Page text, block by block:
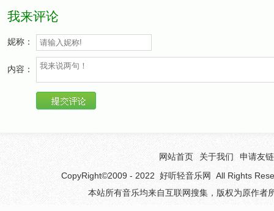
我来评论
妮称：
内容：
网站首页 关于我们
申请友链
CopyRight©2009 - 2022 好听轻音乐网
All Rights
本站所有音乐均来自互联网搜集，版权为原作者